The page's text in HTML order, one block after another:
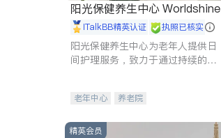
阳光保健养生中心 Worldshine
iTalkBB精英认证 执照已核实
阳光保健养生中心为老年人提供日
间护理服务，致力于通过持续的护
老年中心 养老院
精英会员